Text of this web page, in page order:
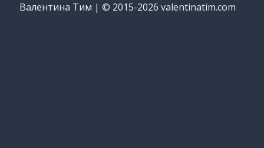
Валентина Тим | © 2015-2026 valentinatim.com